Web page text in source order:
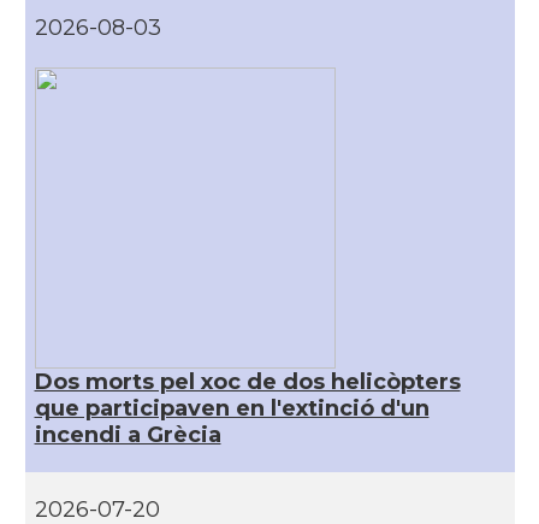
2026-08-03
Dos morts pel xoc de dos helicòpters
que participaven en l'extinció d'un
incendi a Grècia
2026-07-20